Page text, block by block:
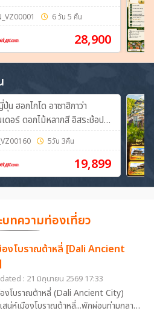
6 วัน 5 คืน
28,900
น ฮอกไกโด อาซาฮิกาว่า
เดอร์ ดอกไม้หลากสี อิสระช้อปปิ้ง
คืน (VZ)
5วัน 3คืน
19,899
บทความท่องเที่ยว
งโบราณต้าหลี่ [Dali Ancient
: 21 มิถุนายน 2569 17:33
งโบราณต้าหลี่ (Dali Ancient City)
สน่ห์เมืองโบราณต้าหลี่...พักผ่อนท่ามกลาง